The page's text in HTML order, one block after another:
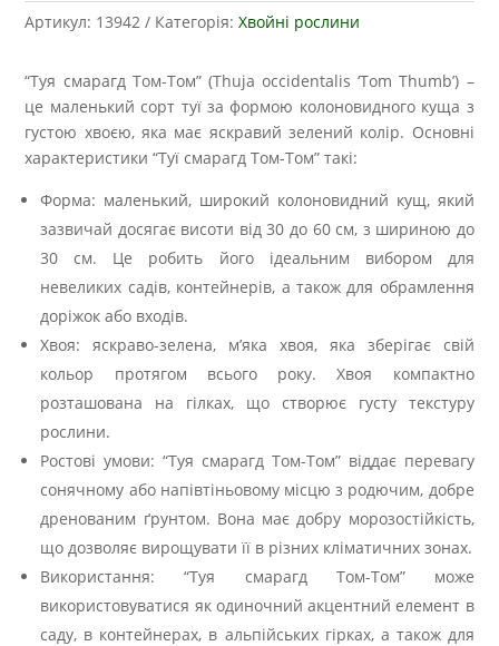
Артикул: 13942 Категорія: Хвойні рослини
“Туя смарагд Том-Том” (Thuja occidentalis ‘Tom Thumb’) –
це маленький сорт туї за формою колоновидного куща з
густою хвоєю, яка має яскравий зелений колір. Основні
характеристики “Туї смарагд Том-Том” такі:
Форма: маленький, широкий колоновидний кущ, який
зазвичай досягає висоти від 30 до 60 см, з шириною до
30 см. Це робить його ідеальним вибором для
невеликих садів, контейнерів, а також для обрамлення
доріжок або входів.
Хвоя: яскраво-зелена, м’яка хвоя, яка зберігає свій
кольор протягом всього року. Хвоя компактно
розташована на гілках, що створює густу текстуру
рослини.
Ростові умови: “Туя смарагд Том-Том” віддає перевагу
сонячному або напівтіньовому місцю з родючим, добре
дренованим ґрунтом. Вона має добру морозостійкість,
що дозволяє вирощувати її в різних кліматичних зонах.
Використання: “Туя смарагд Том-Том” може
використовуватися як одиночний акцентний елемент в
саду, в контейнерах, в альпійських гірках, а також для